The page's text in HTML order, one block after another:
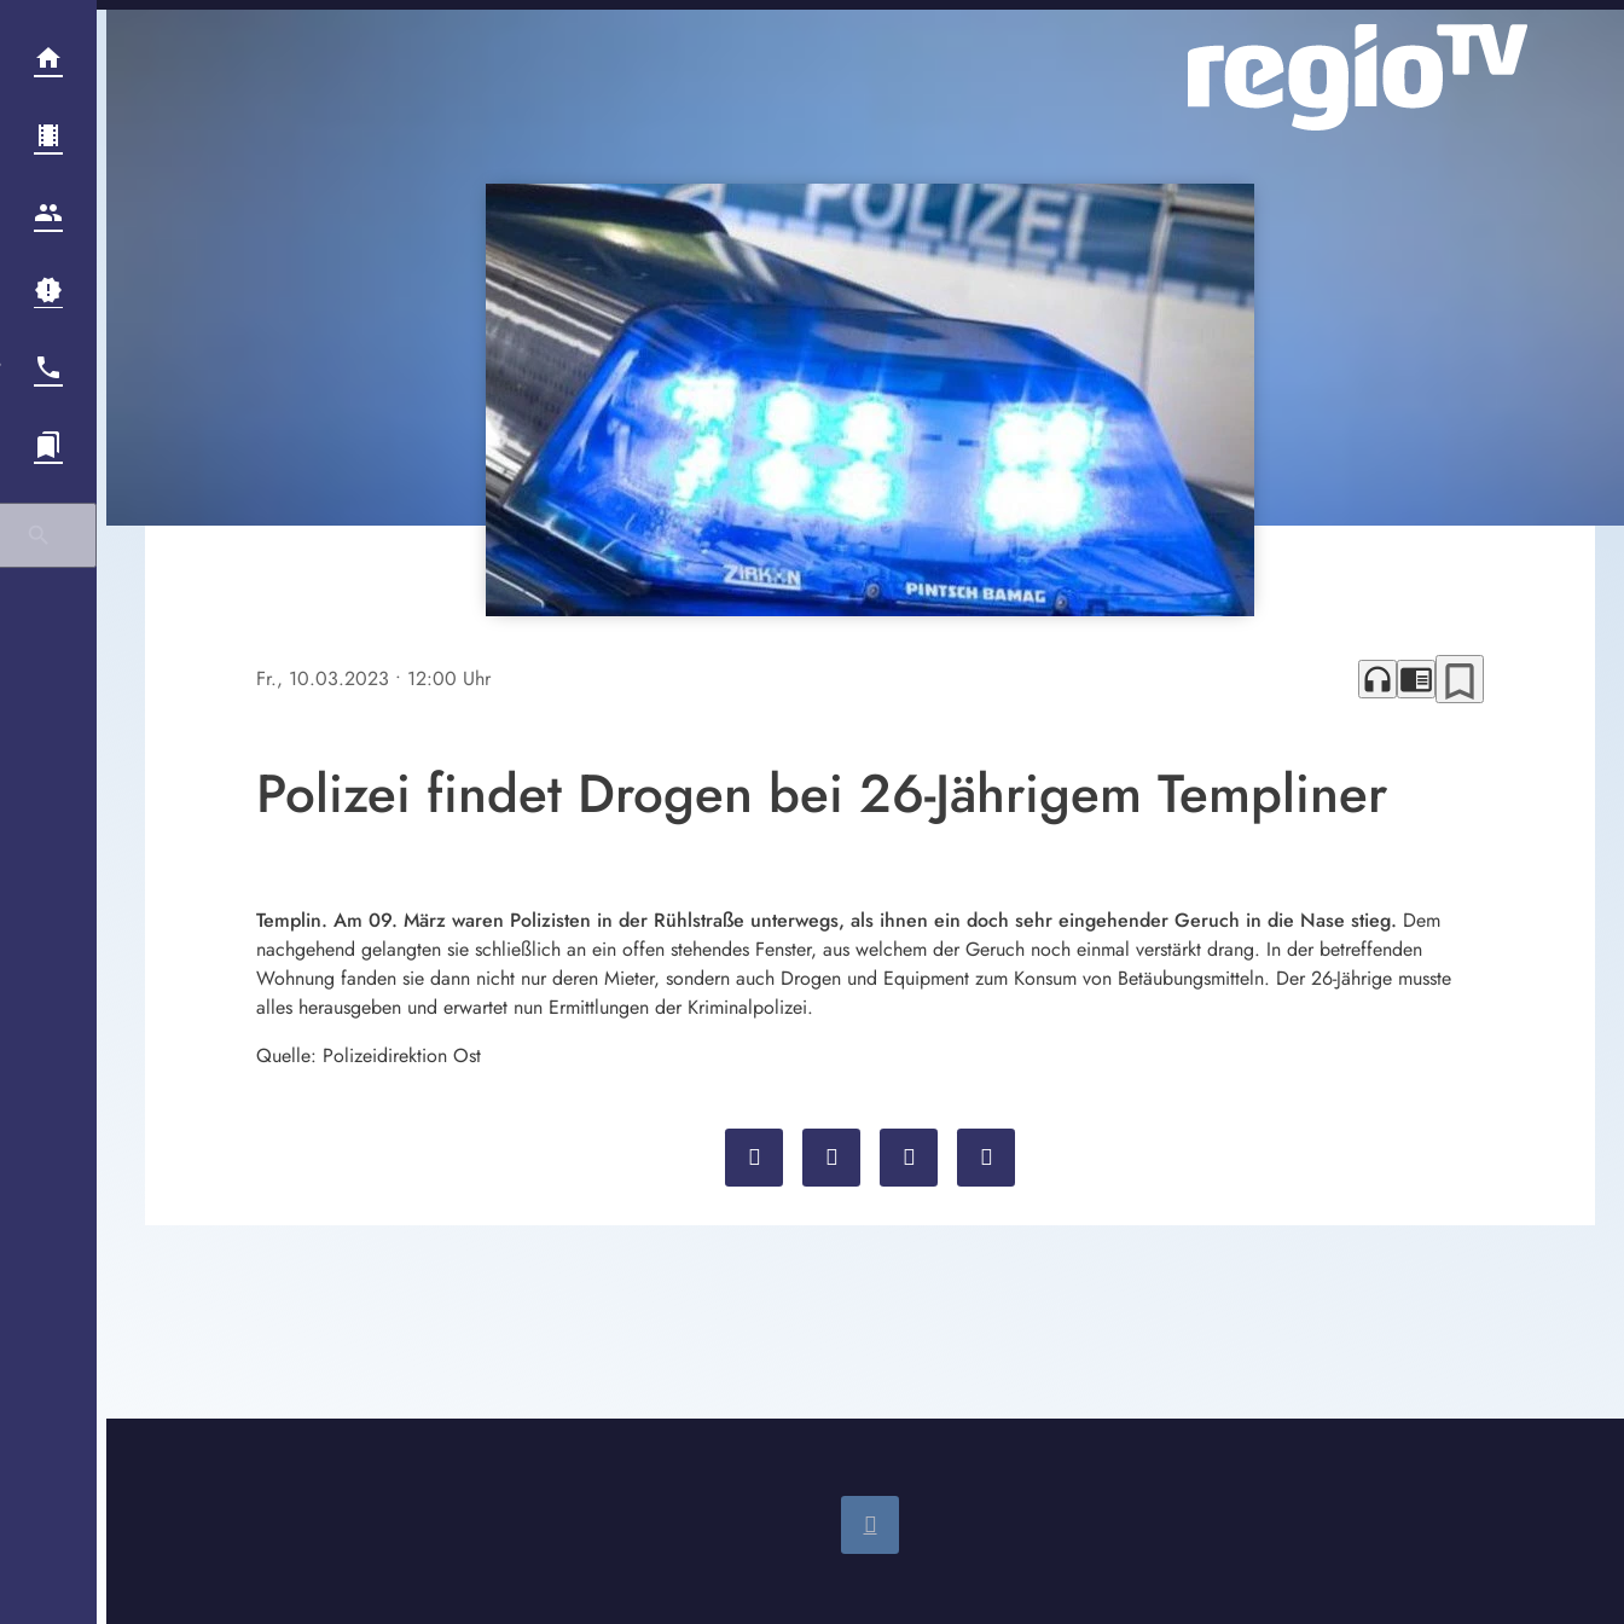
Fr., 10.03.2023 • 12:00 Uhr headphones chrome_reader_mode bookmark_border
Polizei findet Drogen bei 26-Jährigem Templiner
Templin. Am 09. März waren Polizisten in der Rühlstraße unterwegs, als ihnen ein doch sehr eingehender Geruch in die Nase stieg. Dem
nachgehend gelangten sie schließlich an ein offen stehendes Fenster, aus welchem der Geruch noch einmal verstärkt drang. In der betreffenden
Wohnung fanden sie dann nicht nur deren Mieter, sondern auch Drogen und Equipment zum Konsum von Betäubungsmitteln. Der 26-Jährige musste
alles herausgeben und erwartet nun Ermittlungen der Kriminalpolizei.
Quelle: Polizeidirektion Ost